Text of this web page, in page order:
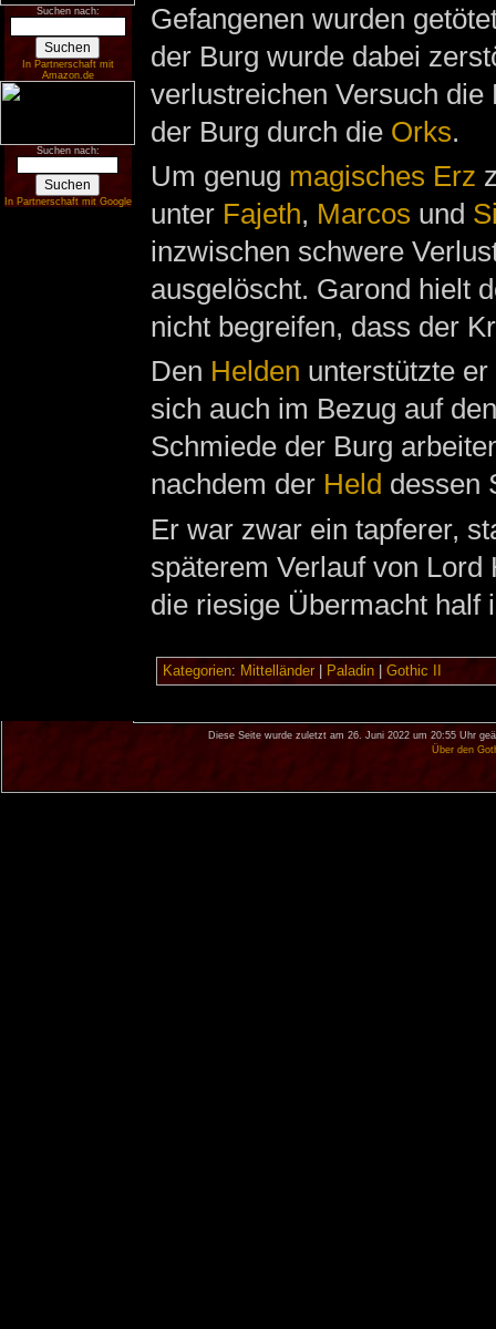
Suchen nach:
In Partnerschaft mit
Amazon.de
Suchen nach:
In Partnerschaft mit Google
Gefangenen wurden
der Burg wurde dabei
verlustreichen Versuch
der Burg durch die Orks.
Um genug magisches Erz
unter Fajeth, Marcos und
inzwischen schwere
ausgelöscht. Garond hielt
nicht begreifen, dass der
Den Helden unterstützte
sich auch im Bezug auf
Schmiede der Burg
nachdem der Held dessen
Er war zwar ein tapferer,
späterem Verlauf von
die riesige Übermacht half
Kategorien: Mittelländer| Paladin| Gothic II
Diese Seite wurde zuletzt am 26. Juni 2022 um 20:55 Uhr
Über den